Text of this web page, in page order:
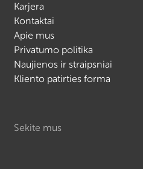
Karjera
Kontaktai
Apie mus
Privatumo politika
Naujienos ir straipsniai
Kliento patirties forma
Sekite mus